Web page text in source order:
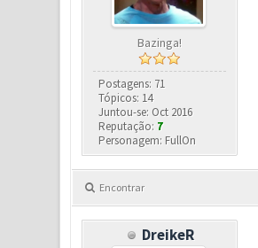
Bazinga!
Postagens: 71
Tópicos: 14
Juntou-se: Oct 2016
Reputação: 7
Personagem: FullOn
Encontrar
DreikeR